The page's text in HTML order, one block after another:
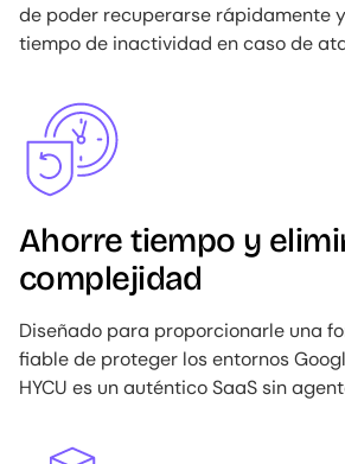
de poder recuperarse rápidamente
tiempo de inactividad en caso de
Image
Ahorre tiempo y
complejidad
Diseñado para proporcionarle una
fiable de proteger los entornos
HYCU es un auténtico SaaS sin
Image